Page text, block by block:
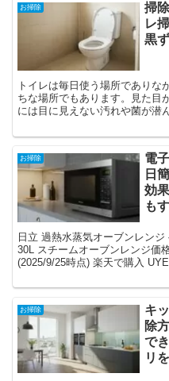
お掃除
掃
レ
黒
トイレは毎日使う場所でありな
ちな場所でもあります。見た目
には目に見えない汚れや菌が潜
お掃除
電
日
効
も
日立 過熱水蒸気オーブンレン
30L スチームオーブンレンジ価
(2025/9/25時点) 楽天で購入
お掃除
キ
除
で
リ